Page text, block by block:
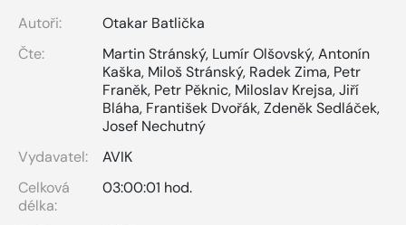
Autoři:
Otakar Batlička
Čte:
Martin Stránský, Lumír Olšovský,Antonín
Kaška, Miloš Stránský, Radek Zima, Petr
Franěk, Petr Pěknic, Miloslav Krejsa,Jiří
Bláha, František Dvořák,Zdeněk Sedláček,
Josef Nechutný
Vydavatel:
AVIK
Celková
délka:
03:00:01 hod.